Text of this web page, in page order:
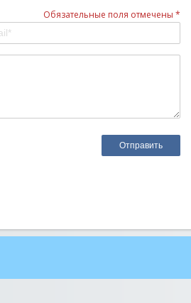
Обязательные поля отмечены *